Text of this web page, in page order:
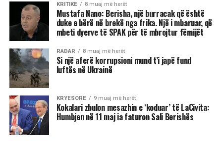
KRITIKE 8 muaj më herët
Mustafa Nano: Berisha, një burracak që është
duke e bërë në brekë nga frika. Një i mbaruar, që
mbeti dyerve të SPAK për të mbrojtur fëmijët
RADAR 8 muaj më herët
Si një aferë korrupsioni mund t’i japë fund
luftës në Ukrainë
KRYESORE 9 muaj më herët
Kokalari zbulon mesazhin e ‘koduar’ të LaCivita:
Humbjen në 11 maj ia faturon Sali Berishës